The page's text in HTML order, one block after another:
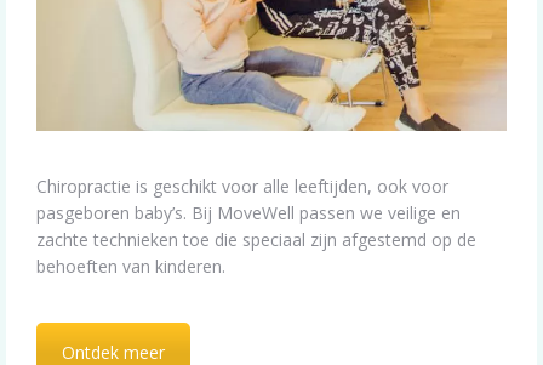
Chiropractie is geschikt voor alle leeftijden, ook voor
pasgeboren baby’s. Bij MoveWell passen we veilige en
zachte technieken toe die speciaal zijn afgestemd op de
behoeften van kinderen.
Ontdek meer